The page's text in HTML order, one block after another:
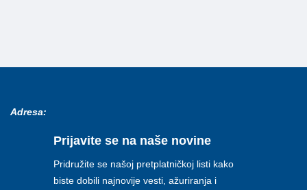
Adresa:
Prijavite se na naše novine
Pridružite se našoj pretplatničkoj listi kako
biste dobili najnovije vesti, ažuriranja i